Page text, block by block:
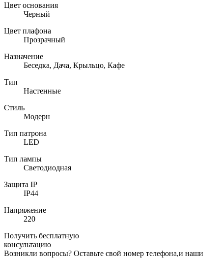
Цвет основания
Черный
Цвет плафона
Прозрачный
Назначение
Беседка, Дача, Крыльцо, Кафе
Тип
Настенные
Стиль
Модерн
Тип патрона
LED
Тип лампы
Светодиодная
Защита IP
IP44
Напряжение
220
Получить бесплатную
консультацию
Возникли вопросы? Оставьте свой номер телефона,и наши